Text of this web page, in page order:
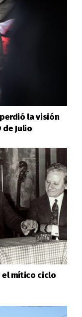
la visión
Julio
el mítico ciclo